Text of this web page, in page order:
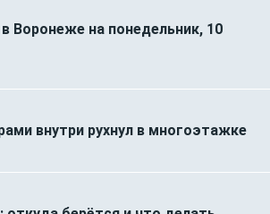
Воронеже на понедельник, 10
внутри рухнул в многоэтажке